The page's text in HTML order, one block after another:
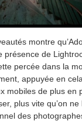
montre
présence de
percée dans la
appuyée en
mobiles de plus en
plus vite qu’on
des